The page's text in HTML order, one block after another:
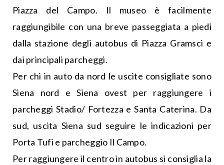
Piazza del Campo. Il museo è facilmente
raggiungibile con una breve passeggiata a piedi
dalla stazione degli autobus di Piazza Gramsci e
dai principali parcheggi.
Per chi in auto da nord le uscite consigliate sono
Siena nord e Siena ovest per raggiungere i
parcheggi Stadio/ Fortezza e Santa Caterina. Da
sud, uscita Siena sud seguire le indicazioni per
Porta Tufi e parcheggio Il Campo.
Per raggiungere il centro in autobus si consiglia la